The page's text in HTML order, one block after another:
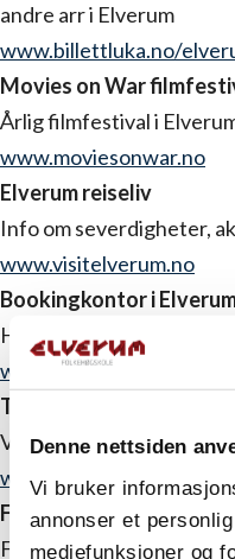
Denne nettsiden
Vi bruker
annonser et
mediefunksjoner og
andre arr i Elverum
www.billettluka.no/
Movies on War
Årlig filmfestival i
www.moviesonwar.no
Elverum reiseliv
Info om severdigheter,
www.visitelverum.no
Bookingkontor i
Her kan du få oversikt
www.elverum-hostel.no
Trysilfjellet
Vi bruker anlegget i
www.skistar.com/trysil
Folkehøgskolerådet
Fellesorgan for Norsk